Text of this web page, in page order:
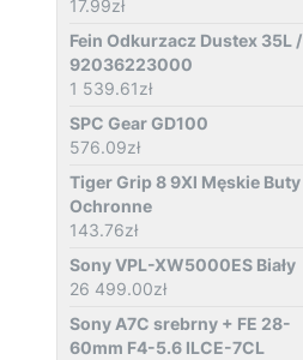
17.99zł
Fein Odkurzacz Dustex 35L /
92036223000
1 539.61zł
SPC Gear GD100
576.09zł
Tiger Grip 8 9Xl Męskie Buty
Ochronne
143.76zł
Sony VPL-XW5000ES Biały
26 499.00zł
Sony A7C srebrny + FE 28-
60mm F4-5.6 ILCE-7CL